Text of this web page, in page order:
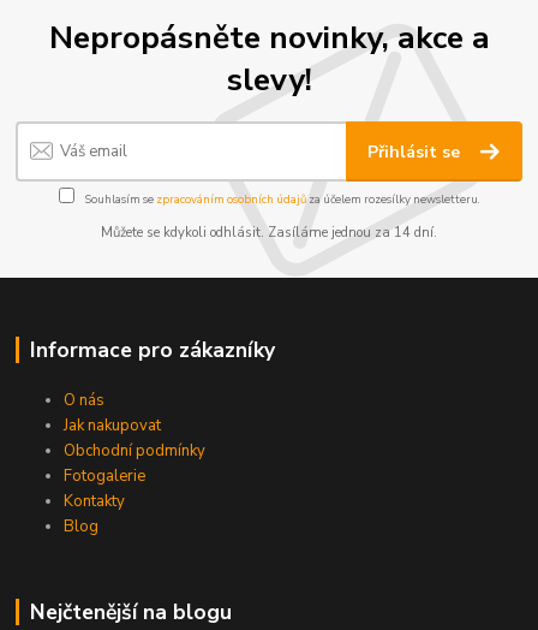
Nepropásněte novinky, akce a
slevy!
Přihlásit se
Souhlasím se zpracováním osobních údajůza účelem rozesílky newsletteru.
Můžete se kdykoli odhlásit. Zasíláme jednou za 14 dní.
Informace pro zákazníky
O nás
Jak nakupovat
Obchodní podmínky
Fotogalerie
Kontakty
Blog
Nejčtenější na blogu